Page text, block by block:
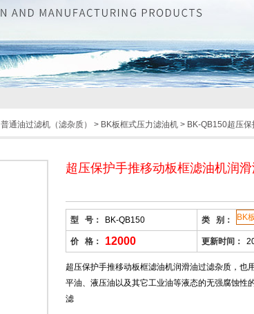
普通油过滤机（滤杂质） > BK板框式压力滤油机 > BK-QB150超压保护手推移
超压保护手推移动板框滤油机润
型 号： BK-QB150 类 别： BK
价 格： 12000 更新时间：
超压保护手推移动板框滤油机润滑油过滤杂质，也
平油、液压油以及其它工业油等液态的无强腐蚀性
滤